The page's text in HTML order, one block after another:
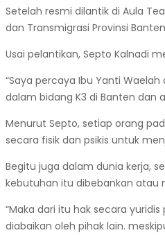
APK3L
Periode
2024,
Nurharyanti
atau
Waelah
Banjir
Selamat
(info7.id)
Setelah resmi dilantik di Aula
dan Transmigrasi Provinsi
Usai pelantikan, Septo Kalnadi
“Saya percaya Ibu Yanti
dalam bidang K3 di Banten dan
Menurut Septo, setiap orang
secara fisik dan psikis untuk
Begitu juga dalam dunia kerja,
kebutuhan itu dibebankan atau
“Maka dari itu hak secara
diabaikan oleh pihak lain.